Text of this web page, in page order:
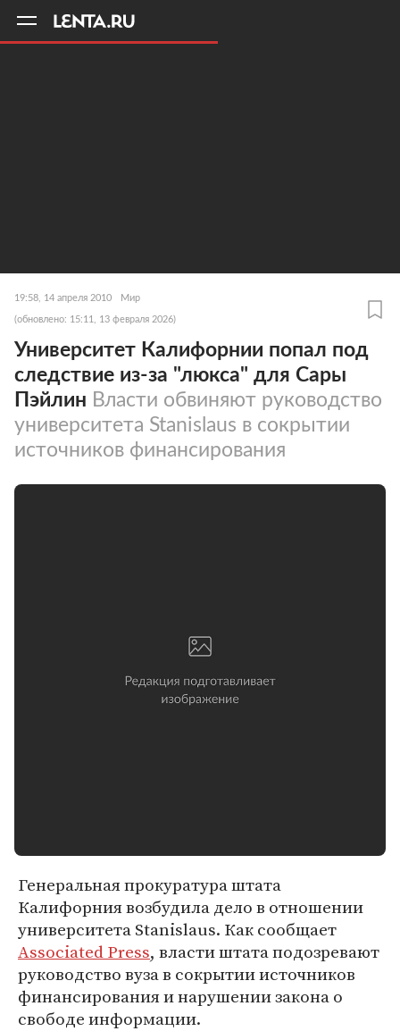
19:58, 14 апреля 2010 Мир
(обновлено: 15:11, 13 февраля 2026)
Университет Калифорнии попал под
следствие из-за "люкса" для Сары
Пэйлин Власти обвиняют руководство
университета Stanislaus в сокрытии
источников финансирования
Генеральная прокуратура штата
Калифорния возбудила дело в отношении
университета Stanislaus. Как сообщает
Associated Press, власти штата подозревают
руководство вуза в сокрытии источников
финансирования и нарушении закона о
свободе информации.